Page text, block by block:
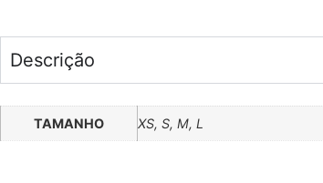
Descrição
TAMANHO XS, S, M, L